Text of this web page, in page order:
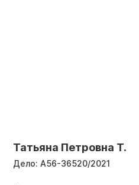
Татьяна Петровна Т.
Дело: А56-36520/2021